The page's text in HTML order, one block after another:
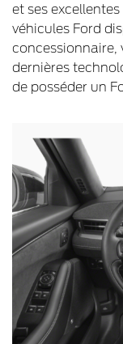
et ses
véhicules Ford
concessionnaire,
dernières
de posséder un